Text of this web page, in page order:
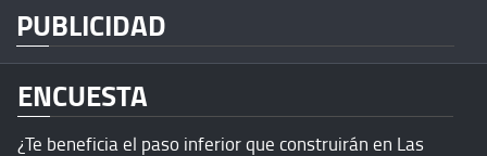
PUBLICIDAD
ENCUESTA
¿Te beneficia el paso inferior que construirán en Las